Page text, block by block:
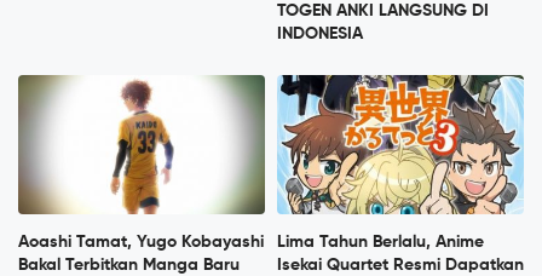
TOGEN ANKI LANGSUNG DI
INDONESIA
Aoashi Tamat, Yugo Kobayashi
Bakal Terbitkan Manga Baru
Lima Tahun Berlalu, Anime
Isekai Quartet Resmi Dapatkan